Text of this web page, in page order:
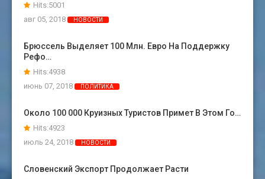
Hits:5001
авг 05, 2018
НОВОСТИ
Брюссель Выделяет 100 Млн. Евро На Поддержку
Рефо…
Hits:4938
июнь 07, 2018
ПОЛИТИКА
Около 100 000 Круизных Туристов Примет В Этом Го…
Hits:4923
июль 24, 2018
НОВОСТИ
Словенский Экспорт Продолжает Расти